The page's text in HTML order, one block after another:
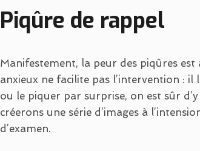
Piqûre de rappel
Manifestement, la peur des piqûres
anxieux ne facilite pas l’intervention :
ou le piquer par surprise, on est sûr
créerons une série d’images à
d’examen.